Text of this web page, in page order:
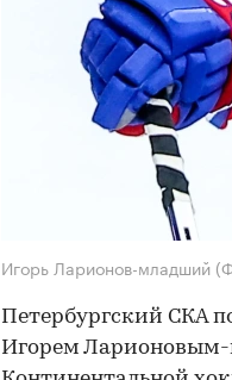
Игорь Ларионов-младший
Петербургский СКА
Игорем